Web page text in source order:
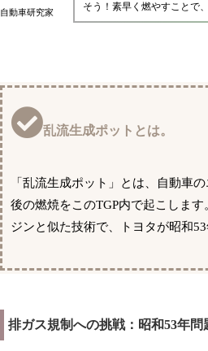
自動車研究家 そう！素早く燃やすことで
乱流生成ポットとは。
「乱流生成ポット」とは、自動車
後の燃焼をこのTGP内で起こしま
ジンと似た技術で、トヨタが昭和
排ガス規制への挑戦：昭和53年問